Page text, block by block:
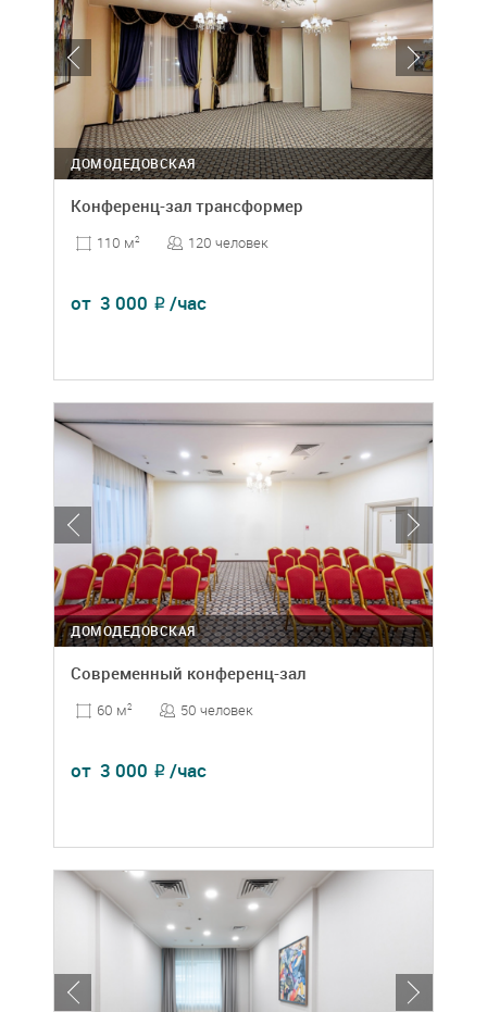
ДОМОДЕДОВСКАЯ
Конференц-зал трансформер
110 м2 120 человек
от 3 000 ₽ /час
ДОМОДЕДОВСКАЯ
Современный конференц-зал
60 м2 50 человек
от 3 000 ₽ /час